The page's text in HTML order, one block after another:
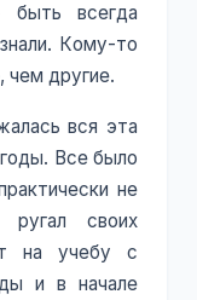
быть всегда
Кому-то
чем другие.
вся эта
Все было
не
своих
на учебу с
и в начале